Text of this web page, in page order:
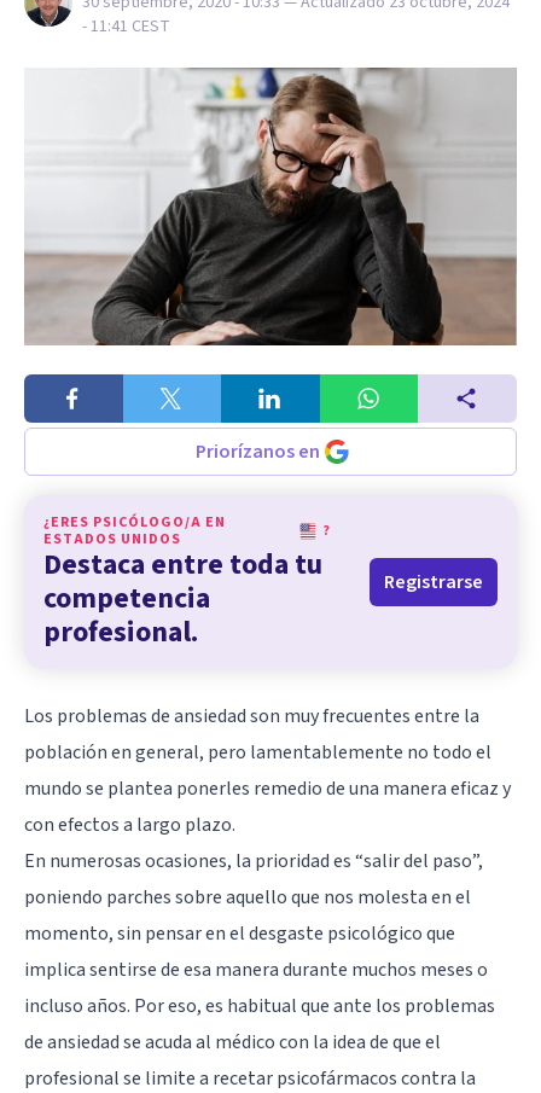
- 11:41 CEST
Priorízanos en
¿ERES PSICÓLOGO/A EN
ESTADOS UNIDOS
?
Destaca entre toda tu
competencia
profesional.
Registrarse
Los problemas de ansiedad son muy frecuentes entre la
población en general, pero lamentablemente no todo el
mundo se plantea ponerles remedio de una manera eficaz y
con efectos a largo plazo.
En numerosas ocasiones, la prioridad es “salir del paso”,
poniendo parches sobre aquello que nos molesta en el
momento, sin pensar en el desgaste psicológico que
implica sentirse de esa manera durante muchos meses o
incluso años. Por eso, es habitual que ante los problemas
de ansiedad se acuda al médico con la idea de que el
profesional se limite a recetar psicofármacos contra la